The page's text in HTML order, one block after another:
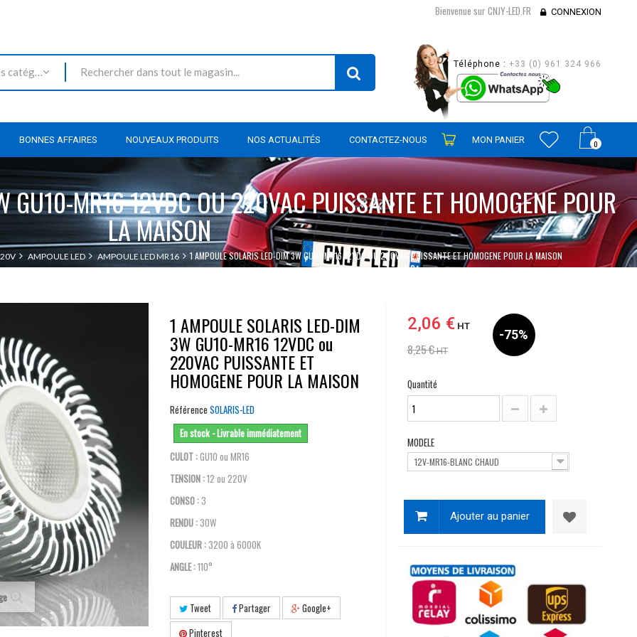
Bienvenue sur CNJY-LED.FR CONNEXION
Toutes les catégories
Téléphone : +33 (0) 961 324 966
0
BONNES AFFAIRES NOUVEAUX PRODUITS NOS ACTUALITÉS CONTACTEZ-NOUS MON PANIER
GU10-MR16 12VDC OU 220VAC PUISSANTE ET HOMOGENE POUR
LA MAISON
AMPOULE LED AMPOULE LED MR16 1 AMPOULE SOLARIS LED-DIM 3W GU10-MR16 12VDC OU 220VAC PUISSANTE ET HOMOGENE POUR LA MAISON
1 AMPOULE SOLARIS LED-DIM
3W GU10-MR16 12VDC ou
220VAC PUISSANTE ET
HOMOGENE POUR LA MAISON
Référence SOLARIS-LED
En stock - Livrable immédiatement
CULOT :GU10 ou MR16
TENSION :12 ou 220V
CONSO :3
RENDU :30W
COULEUR :3200 à 6000K
ANGLE :110°
Tweet Partager
Google+
Pinterest
2,06 €HT
8,25 €HT
-75%
Quantité
MODELE
12V-MR16-BLANC CHAUD
Ajouter au panier